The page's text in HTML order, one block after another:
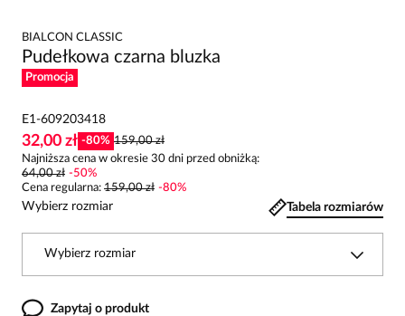
BIALCON CLASSIC
Pudełkowa czarna bluzka
Promocja
E1-609203418
32,00 zł -80% 159,00 zł
Najniższa cena w okresie 30 dni przed obniżką:
64,00 zł -50%
Cena regularna: 159,00 zł -80%
Wybierz rozmiar Tabela rozmiarów
Wybierz rozmiar
Zapytaj o produkt